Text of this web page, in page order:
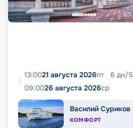
13:0021 августа 2026пт 6 дн/5
09:0026 августа 2026ср
Василий Суриков
КОМФОРТ